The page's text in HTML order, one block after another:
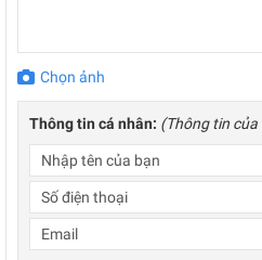
Chọn ảnh
Thông tin cá nhân: (Thông tin